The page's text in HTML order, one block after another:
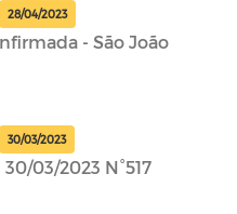
28/04/2023
- São João
30/03/2023
30/03/2023 N°517